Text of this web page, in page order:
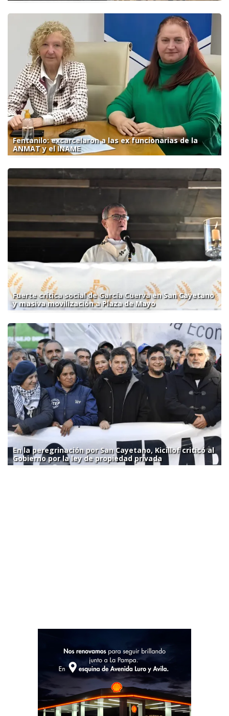
Fentanilo: excarcelaron a las ex funcionarias de la
ANMAT y el INAME
Fuerte crítica social de García Cuerva en San Cayetano
y masiva movilización a Plaza de Mayo
En la peregrinación por San Cayetano, Kicillof criticó al
Gobierno por la ley de propiedad privada